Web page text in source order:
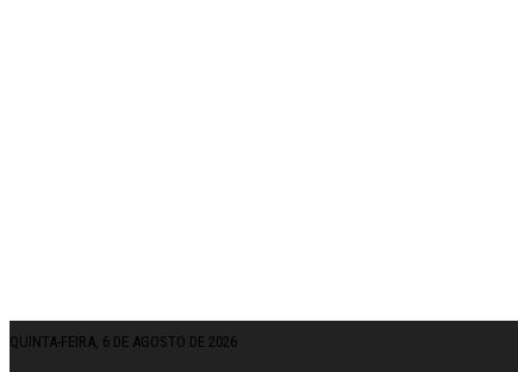
QUINTA-FEIRA, 6 DE AGOSTO DE 2026